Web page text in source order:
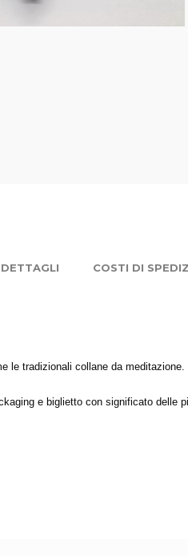
DETTAGLI COSTI DI
le tradizionali collane da meditazione.
e biglietto con significato delle